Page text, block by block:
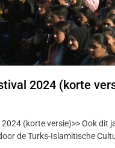
2024 (korte
(korte versie)>> Ook dit
de Turks-Islamitische